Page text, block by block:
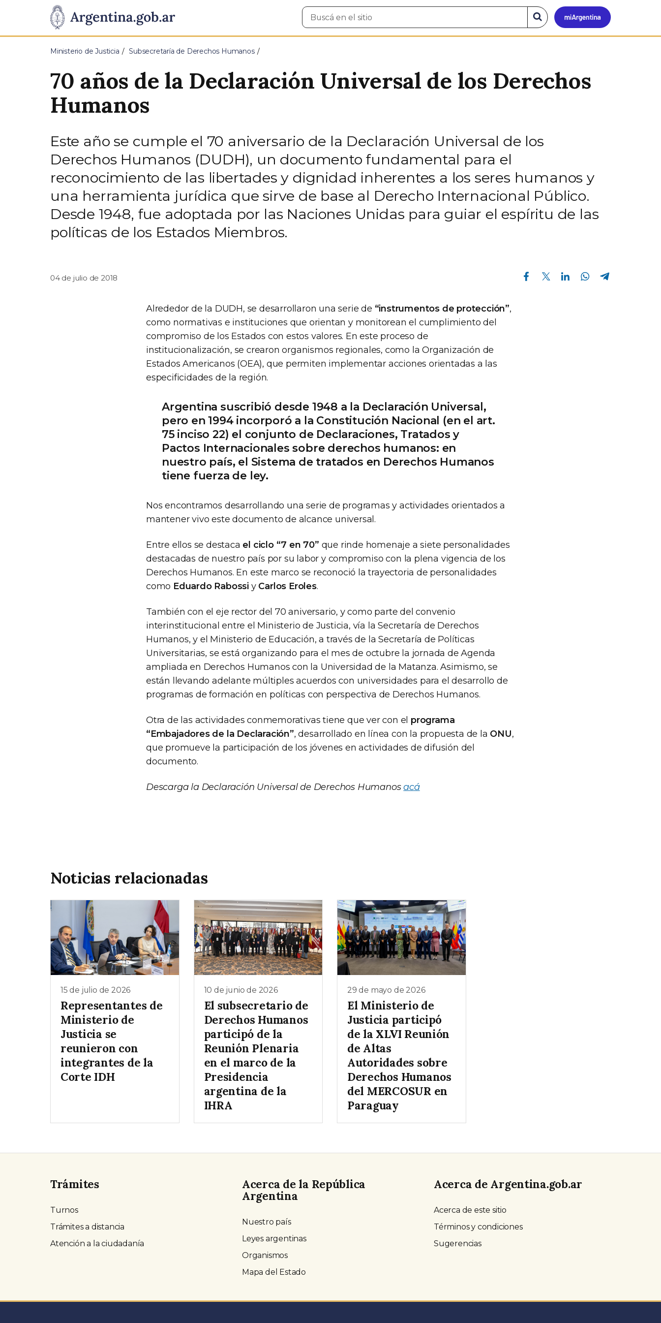
Presidencia
de
Pasar al contenido principal
Mi
Buscar
en
Buscar
en
el
Ministerio de Justicia Subsecretaría de Derechos Humanos
70 años de la Declaración Universal de los Derechos
Humanos
Este año se cumple el 70 aniversario de la Declaración Universal de los
Derechos Humanos (DUDH), un documento fundamental para el
reconocimiento de las libertades y dignidad inherentes a los seres humanos y
una herramienta jurídica que sirve de base al Derecho Internacional Público.
Desde 1948, fue adoptada por las Naciones Unidas para guiar el espíritu de las
políticas de los Estados Miembros.
04 de julio de 2018
Compartir en Facebook Compartir en Twitter Compartir en Linkedin Compartir en Whatsapp
Alrededor de la DUDH, se desarrollaron una serie de “instrumentos de protección”,
como normativas e instituciones que orientan y monitorean el cumplimiento del
compromiso de los Estados con estos valores. En este proceso de
institucionalización, se crearon organismos regionales, como la Organización de
Estados Americanos (OEA), que permiten implementar acciones orientadas a las
especificidades de la región.
Argentina suscribió desde 1948 a la Declaración Universal,
pero en 1994 incorporó a la Constitución Nacional (en el art.
75 inciso 22) el conjunto de Declaraciones, Tratados y
Pactos Internacionales sobre derechos humanos: en
nuestro país, el Sistema de tratados en Derechos Humanos
tiene fuerza de ley.
Nos encontramos desarrollando una serie de programas y actividades orientados a
mantener vivo este documento de alcance universal.
Entre ellos se destaca el ciclo “7 en 70” que rinde homenaje a siete personalidades
destacadas de nuestro país por su labor y compromiso con la plena vigencia de los
Derechos Humanos. En este marco se reconoció la trayectoria de personalidades
como Eduardo Rabossi y Carlos Eroles.
También con el eje rector del 70 aniversario, y como parte del convenio
interinstitucional entre el Ministerio de Justicia, vía la Secretaría de Derechos
Humanos, y el Ministerio de Educación, a través de la Secretaría de Políticas
Universitarias, se está organizando para el mes de octubre la jornada de Agenda
ampliada en Derechos Humanos con la Universidad de la Matanza. Asimismo, se
están llevando adelante múltiples acuerdos con universidades para el desarrollo de
programas de formación en políticas con perspectiva de Derechos Humanos.
Otra de las actividades conmemorativas tiene que ver con el programa
“Embajadores de la Declaración”, desarrollado en línea con la propuesta de la ONU,
que promueve la participación de los jóvenes en actividades de difusión del
documento.
Descarga la Declaración Universal de Derechos Humanosacá
Noticias relacionadas
15 de julio de 2026
Representantes de
Ministerio de
Justicia se
reunieron con
integrantes de la
Corte IDH
10 de junio de 2026
El subsecretario de
Derechos Humanos
participó de la
Reunión Plenaria
en el marco de la
Presidencia
argentina de la
IHRA
29 de mayo de 2026
El Ministerio de
Justicia participó
de la XLVI Reunión
de Altas
Autoridades sobre
Derechos Humanos
del MERCOSUR en
Paraguay
Trámites
Turnos
Trámites a distancia
Atención a la ciudadanía
Acerca de la República
Argentina
Nuestro país
Leyes argentinas
Organismos
Mapa del Estado
Acerca de Argentina.gob.ar
Acerca de este sitio
Términos y condiciones
Sugerencias